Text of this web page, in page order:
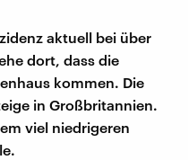
aktuell bei über
dort, dass die
kommen. Die
in Großbritannien.
viel niedrigeren